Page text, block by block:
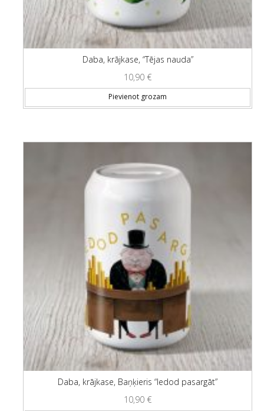
Daba, krājkase, “Tējas nauda”
10,90 €
Pievienot grozam
Daba, krājkase, Baņķieris “Iedod pasargāt”
10,90 €